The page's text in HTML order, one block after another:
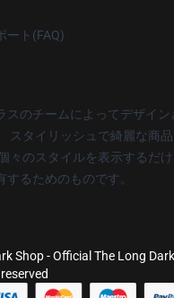
ート(FAQ)
スのチームによってデザイ
スタイリッシュで綺麗な商
々のスタイルを表示するだ
するためのものです。
Shop - Official The Long